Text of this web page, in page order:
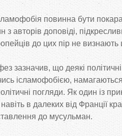
повинна бути
з авторів доповіді,
до цих пір не визнають
зазначив, що деякі
ісламофобією,
погляди. Як один із
в далеких від Франції
до мусульман.